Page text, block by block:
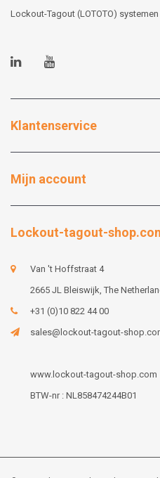
Lockout-Tagout (LOTOTO)
Klantenservice
Mijn account
Lockout-tagout-
Van 't Hoffstraat 4
2665 JL Bleiswijk, The
+31 (0)10 822 44 00
sales@lockout-tagout-
www.lockout-tagout-shop.com
BTW-nr : NL858474244B01